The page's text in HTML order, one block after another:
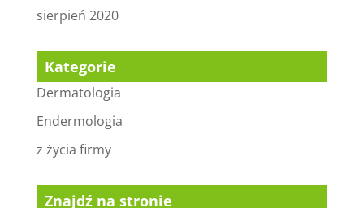
sierpień 2020
Kategorie
Dermatologia
Endermologia
z życia firmy
Znajdź na stronie